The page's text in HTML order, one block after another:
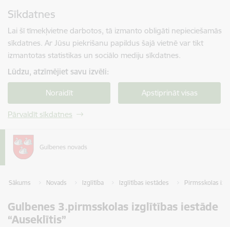
Sīkdatnes
Lai šī tīmekļvietne darbotos, tā izmanto obligāti nepieciešamās
sīkdatnes. Ar Jūsu piekrišanu papildus šajā vietnē var tikt
izmantotas statistikas un sociālo mediju sīkdatnes.
Lūdzu, atzīmējiet savu izvēli:
Noraidīt Apstiprināt visas
Pārvaldīt sīkdatnes
Sākums Novads Izglītība Izglītības iestādes Pirmsskolas
Gulbenes 3.pirmsskolas izglītības iestāde
“Auseklītis”